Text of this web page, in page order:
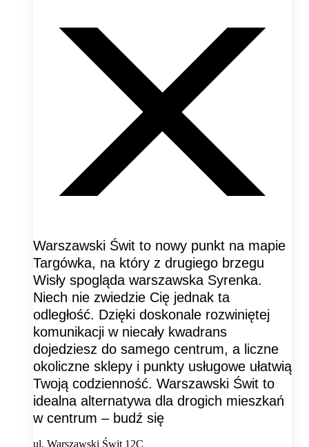
Warszawski Świt to nowy punkt na mapie
Targówka, na który z drugiego brzegu
Wisły spogląda warszawska Syrenka.
Niech nie zwiedzie Cię jednak ta
odległość. Dzięki doskonale rozwiniętej
komunikacji w niecały kwadrans
dojedziesz do samego centrum, a liczne
okoliczne sklepy i punkty usługowe ułatwią
Twoją codzienność. Warszawski Świt to
idealna alternatywa dla drogich mieszkań
w centrum – budź się
ul. Warszawski Świt 12C